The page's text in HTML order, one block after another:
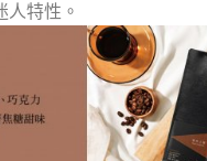
人特性。